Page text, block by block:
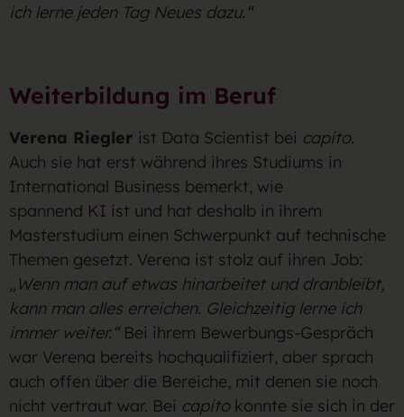
ich lerne jeden Tag Neues dazu.“
Weiterbildung im Beruf
Verena Riegler ist Data Scientist bei capito.
Auch sie hat erst während ihres Studiums in
International Business bemerkt, wie
spannend KI ist und hat deshalb in ihrem
Masterstudium einen Schwerpunkt auf technische
Themen gesetzt. Verena ist stolz auf ihren Job:
„Wenn man auf etwas hinarbeitet und dranbleibt,
kann man alles erreichen. Gleichzeitig lerne ich
immer weiter.“Bei ihrem Bewerbungs-Gespräch
war Verena bereits hochqualifiziert, aber sprach
auch offen über die Bereiche, mit denen sie noch
nicht vertraut war. Bei capitokonnte sie sich in der